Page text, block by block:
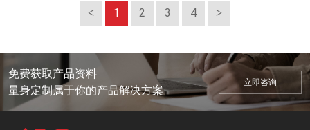
1 2 3 4
免费获取产品资料
量身定制属于你的产品解决方案
立即咨询